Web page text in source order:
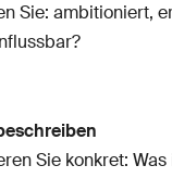
Sie: ambitioniert,
Sie konkret: